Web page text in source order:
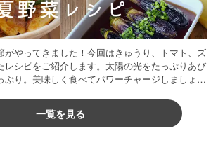
がやってきました！今回はきゅうり、トマト、ズ
レシピをご紹介します。太陽の光をたっぷりあび
ぷり。美味しく食べてパワーチャージしましょう
一覧を見る